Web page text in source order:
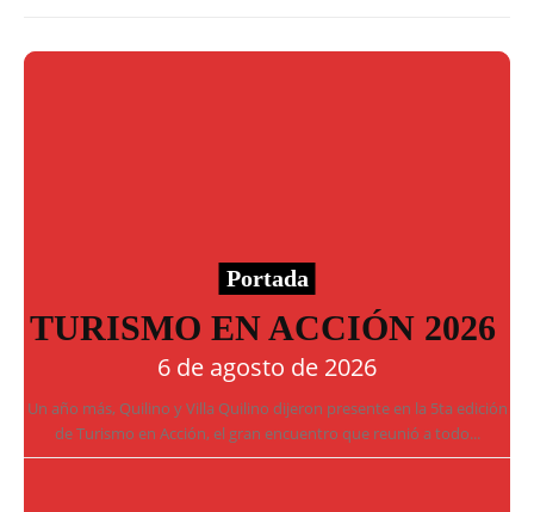
Portada
TURISMO EN ACCIÓN 2026
6 de agosto de 2026
Un año más, Quilino y Villa Quilino dijeron presente en la 5ta edición
de Turismo en Acción, el gran encuentro que reunió a todo...